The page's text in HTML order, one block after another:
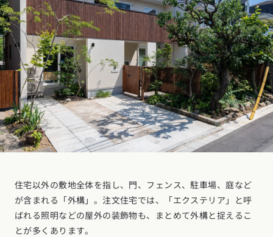
住宅以外の敷地全体を指し、門、フェンス、駐車場、庭など
が含まれる「外構」。注文住宅では、「エクステリア」と呼
ばれる照明などの屋外の装飾物も、まとめて外構と捉えるこ
とが多くあります。